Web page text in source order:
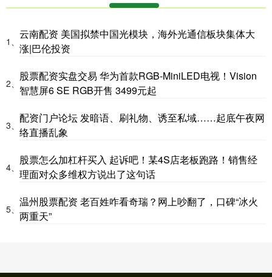
1、
云南配资 美国拟禁中国光模块，海外光通信板块集体大
涨|巴伦投资
2、
股票配资实盘交易 华为首款RGB-MiniLED电视！Vision
智慧屏6 SE RGB开售 3499元起
3、
配资门户论坛 发暗语、刷礼物、诱至私域……起底午夜网
络直播乱象
4、
股票怎么加杠杆买入 起诉吧！某4S店老板跑路！销售经
理面对众多维权方说出了这句话
5、
温州股票配资 老百姓咋看奇瑞？网上吵翻了，口碑“冰火
两重天”